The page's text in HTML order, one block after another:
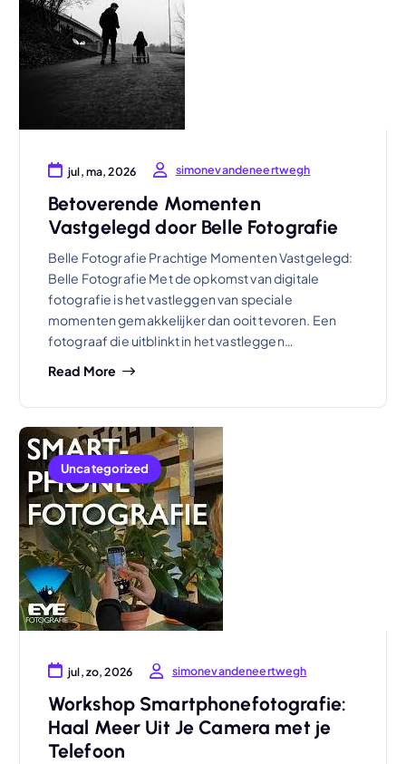
jul, ma, 2026 simonevandeneertwegh
Betoverende Momenten
Vastgelegd door Belle Fotografie
Belle Fotografie Prachtige Momenten Vastgelegd:
Belle Fotografie Met de opkomst van digitale
fotografie is het vastleggen van speciale
momenten gemakkelijker dan ooit tevoren. Een
fotograaf die uitblinkt in het vastleggen…
Read More
Uncategorized
jul, zo, 2026 simonevandeneertwegh
Workshop Smartphonefotografie:
Haal Meer Uit Je Camera met je
Telefoon